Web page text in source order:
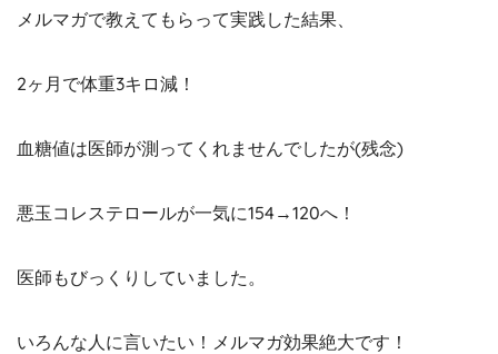
メルマガで教えてもらって実践した結果、
2ヶ月で体重3キロ減！
血糖値は医師が測ってくれませんでしたが(残念)
悪玉コレステロールが一気に154→120へ！
医師もびっくりしていました。
いろんな人に言いたい！メルマガ効果絶大です！